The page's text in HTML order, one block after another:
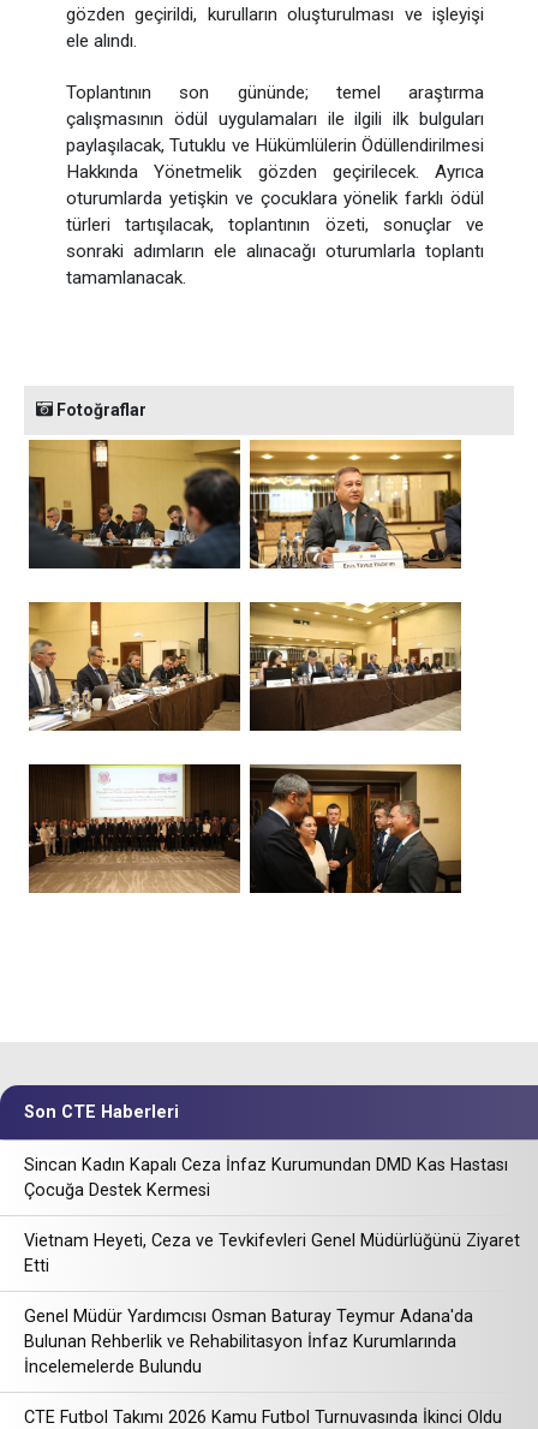
gözden geçirildi, kurulların oluşturulması ve işleyişi
ele alındı.
Toplantının son gününde; temel araştırma
çalışmasının ödül uygulamaları ile ilgili ilk bulguları
paylaşılacak, Tutuklu ve Hükümlülerin Ödüllendirilmesi
Hakkında Yönetmelik gözden geçirilecek. Ayrıca
oturumlarda yetişkin ve çocuklara yönelik farklı ödül
türleri tartışılacak, toplantının özeti, sonuçlar ve
sonraki adımların ele alınacağı oturumlarla toplantı
tamamlanacak.
Fotoğraflar
Son CTE Haberleri
Sincan Kadın Kapalı Ceza İnfaz Kurumundan DMD Kas Hastası
Çocuğa Destek Kermesi
Vietnam Heyeti, Ceza ve Tevkifevleri Genel Müdürlüğünü Ziyaret
Etti
Genel Müdür Yardımcısı Osman Baturay Teymur Adana'da
Bulunan Rehberlik ve Rehabilitasyon İnfaz Kurumlarında
İncelemelerde Bulundu
CTE Futbol Takımı 2026 Kamu Futbol Turnuvasında İkinci Oldu